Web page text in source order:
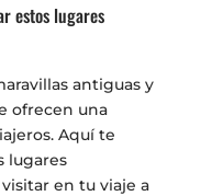
estos lugares
antiguas y
ofrecen una
Aquí te
lugares
en tu viaje a